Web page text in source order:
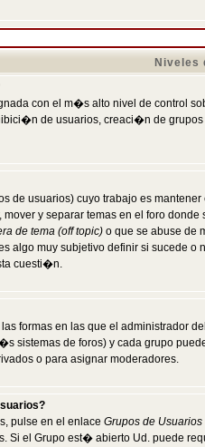
Niveles
con el m�s alto nivel de control
de usuarios, creaci�n de
de usuarios) cuyo trabajo es
mover y separar temas en el foro
de tema (off topic) o que se abuse de
algo muy subjetivo definir si sucede
cuesti�n.
formas en las que el administrador
sistemas de foros) y cada grupo
o para asignar moderadores.
pulse en el enlace Grupos de Usuarios
Si el Grupo est� abierto Ud. puede